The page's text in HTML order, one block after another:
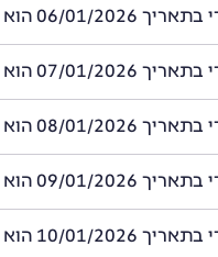
2026 הוא 0.3441
2026 הוא 0.3457
2026 הוא 0.3443
2026 הוא 0.3435
2026 הוא 0.3435